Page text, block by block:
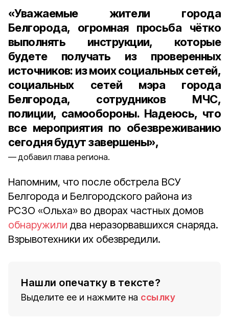
«Уважаемые жители города
Белгорода, огромная просьба чётко
выполнять инструкции, которые
будете получать из проверенных
источников: из моих социальных сетей,
социальных сетей мэра города
Белгорода, сотрудников МЧС,
полиции, самообороны. Надеюсь, что
все мероприятия по обезвреживанию
сегодня будут завершены»,
добавил глава региона.
Напомним, что после обстрела ВСУ
Белгорода и Белгородского района из
РСЗО «Ольха» во дворах частных домов
обнаружили два неразорвавшихся снаряда.
Взрывотехники их обезвредили.
Нашли опечатку в тексте?
Выделите ее и нажмите на ссылку